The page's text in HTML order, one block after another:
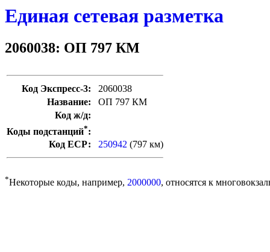
Единая сетевая разметка
2060038: ОП 797 КМ
Код Экспресс-3:
2060038
Название:
ОП 797 КМ
Код ж/д:
Коды подстанций*:
Код ЕСР:
250942 (797 км)
*Некоторые коды, например, 2000000, относятся к